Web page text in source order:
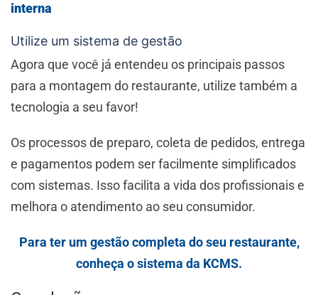
interna
Utilize um sistema de gestão
Agora que você já entendeu os principais passos
para a montagem do restaurante, utilize também a
tecnologia a seu favor!
Os processos de preparo, coleta de pedidos, entrega
e pagamentos podem ser facilmente simplificados
com sistemas. Isso facilita a vida dos profissionais e
melhora o atendimento ao seu consumidor.
Para ter um gestão completa do seu restaurante,
conheça o sistema da KCMS.